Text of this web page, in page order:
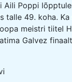
Aili Poppi
talle 49. koha. Ka
meistri tiitel
Galvez